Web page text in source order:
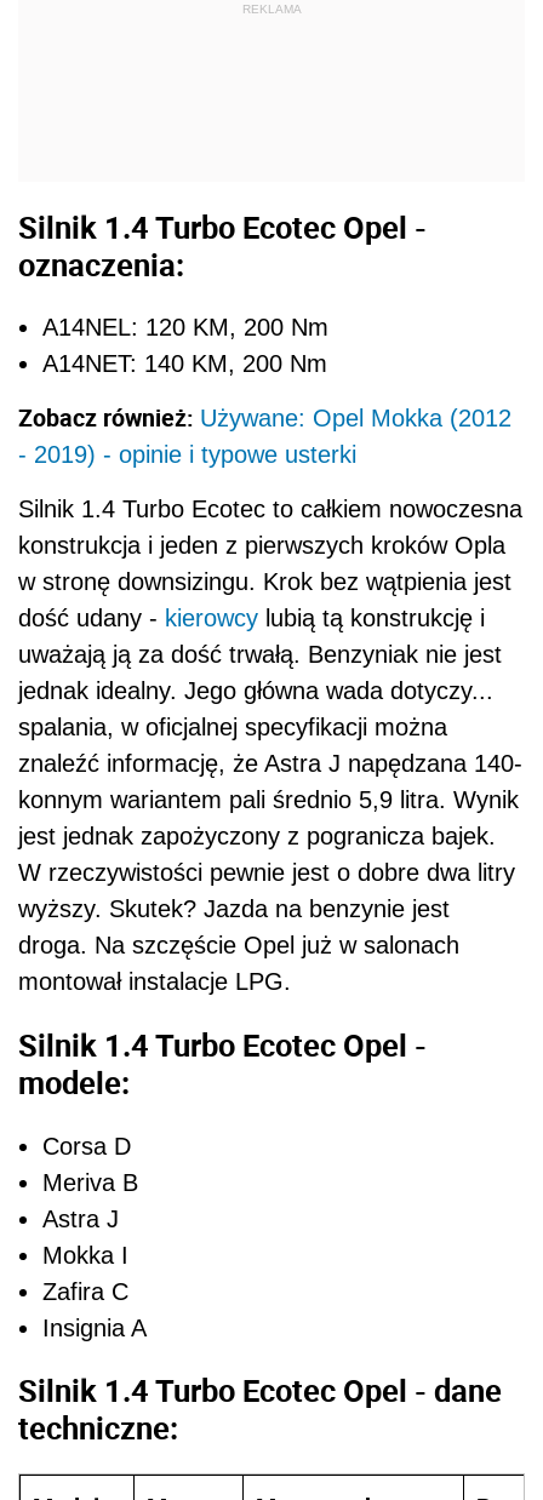
REKLAMA
Silnik 1.4 Turbo Ecotec Opel -
oznaczenia:
A14NEL: 120 KM, 200 Nm
A14NET: 140 KM, 200 Nm
Zobacz również: Używane: Opel Mokka (2012
- 2019) - opinie i typowe usterki
Silnik 1.4 Turbo Ecotec to całkiem nowoczesna
konstrukcja i jeden z pierwszych kroków Opla
w stronę downsizingu. Krok bez wątpienia jest
dość udany - kierowcy lubią tą konstrukcję i
uważają ją za dość trwałą. Benzyniak nie jest
jednak idealny. Jego główna wada dotyczy...
spalania, w oficjalnej specyfikacji można
znaleźć informację, że Astra J napędzana 140-
konnym wariantem pali średnio 5,9 litra. Wynik
jest jednak zapożyczony z pogranicza bajek.
W rzeczywistości pewnie jest o dobre dwa litry
wyższy. Skutek? Jazda na benzynie jest
droga. Na szczęście Opel już w salonach
montował instalacje LPG.
Silnik 1.4 Turbo Ecotec Opel -
modele:
Corsa D
Meriva B
Astra J
Mokka I
Zafira C
Insignia A
Silnik 1.4 Turbo Ecotec Opel - dane
techniczne: